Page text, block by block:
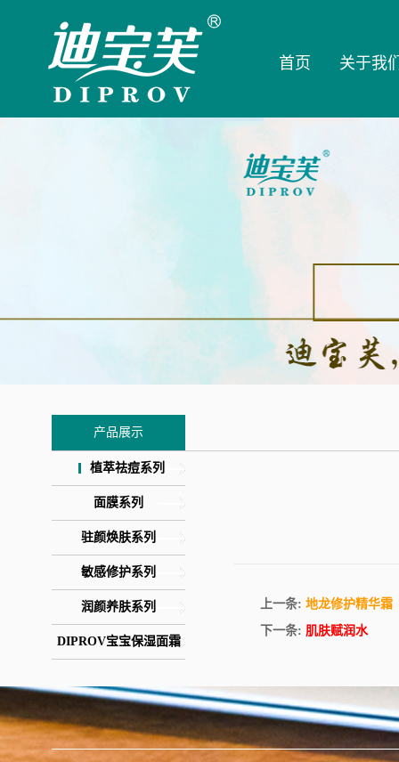
首页 关于我
产品展示
植萃祛痘系列
面膜系列
驻颜焕肤系列
敏感修护系列
润颜养肤系列
DIPROV宝宝保湿面霜
上一条: 地龙修护精华霜
下一条: 肌肤赋润水